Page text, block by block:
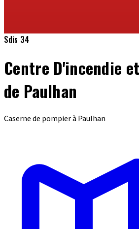
Sdis 34
Centre D'incendie
de Paulhan
Caserne de pompier à Paulhan